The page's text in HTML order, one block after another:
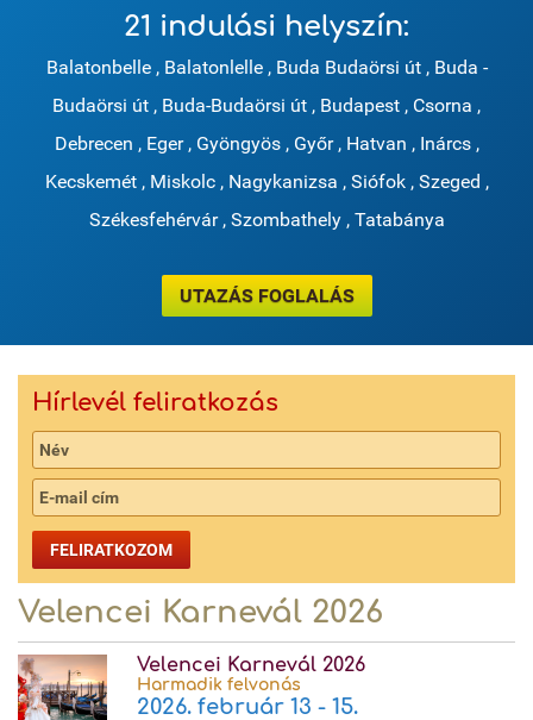
21 indulási helyszín:
Balatonbelle ,Balatonlelle ,Buda Budaörsi út ,Buda -
Budaörsi út , Buda-Budaörsi út , Budapest , Csorna ,
Debrecen ,Eger ,Gyöngyös ,Győr ,Hatvan ,Inárcs ,
Kecskemét ,Miskolc ,Nagykanizsa ,Siófok ,Szeged ,
Székesfehérvár ,Szombathely ,Tatabánya
UTAZÁS FOGLALÁS
Hírlevél feliratkozás
FELIRATKOZOM
Velencei Karnevál 2026
Velencei Karnevál 2026
Harmadik felvonás
2026. február 13 - 15.